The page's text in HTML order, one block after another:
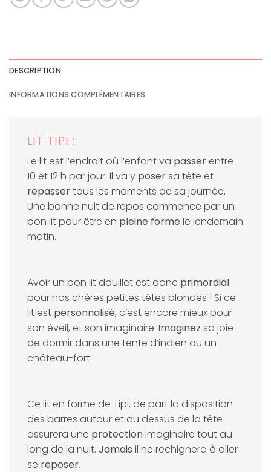
DESCRIPTION
INFORMATIONS COMPLÉMENTAIRES
LIT TIPI :
Le lit est l’endroit où l’enfant va passer entre
10 et 12 h par jour. Il va y posersa tête et
repassertous les moments de sa journée.
Une bonne nuit de repos commence par un
bon lit pour être en pleine forme le lendemain
matin.
Avoir un bon lit douillet est donc primordial
pour nos chères petites têtes blondes ! Si ce
lit est personnalisé, c’est encore mieux pour
son éveil, et son imaginaire. Imaginez sa joie
de dormir dans une tente d’indien ou un
château-fort.
Ce lit en forme de Tipi, de part la disposition
des barres autour et au dessus de la tête
assurera une protectionimaginaire tout au
long de la nuit. Jamais il ne rechignera à aller
se reposer.